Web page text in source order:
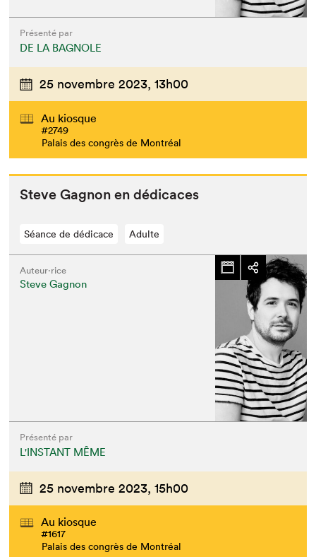
Que cherchez-vous?
Présenté par
DE LA BAGNOLE
25 novembre 2023, 13h00
Au kiosque
#2749
Palais des congrès de Montréal
Steve Gagnon en dédicaces
Séance de dédicace Adulte
Auteur·rice
Steve Gagnon
Présenté par
L'INSTANT MÊME
25 novembre 2023, 15h00
Au kiosque
#1617
Palais des congrès de Montréal